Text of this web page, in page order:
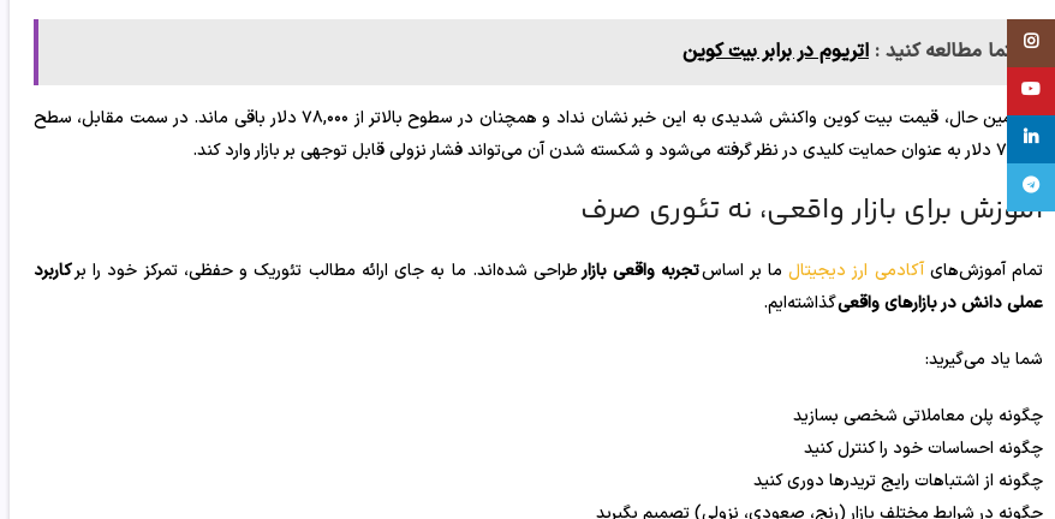
حتما مطالعه کنید : اتریوم در برابر بیت کوین
در همین حال، قیمت بیت کوین واکنش شدیدی به این خبر نشان نداد و همچنان در سطوح بالاتر از ۷۸,۰۰۰ دلار باقی ماند. در سمت مقابل، سطح
۷۵,۰۰۰ دلار به عنوان حمایت کلیدی در نظر گرفته می‌شود و شکسته شدن آن می‌تواند فشار نزولی قابل توجهی بر بازار وارد کند.
آموزش برای بازار واقعی، نه تئوری صرف
تمام آموزش‌هایآکادمی ارز دیجیتال ما بر اساستجربه واقعی بازارطراحی شده‌اند. ما به جای ارائه مطالب تئوریک و حفظی، تمرکز خود را برکاربرد
عملی دانش در بازارهای واقعیگذاشته‌ایم.
شما یاد می‌گیرید:
چگونه پلن معاملاتی شخصی بسازید
چگونه احساسات خود را کنترل کنید
چگونه از اشتباهات رایج تریدرها دوری کنید
چگونه در شرایط مختلف بازار (رنج، صعودی، نزولی) تصمیم بگیرید
Instagram
linkedin